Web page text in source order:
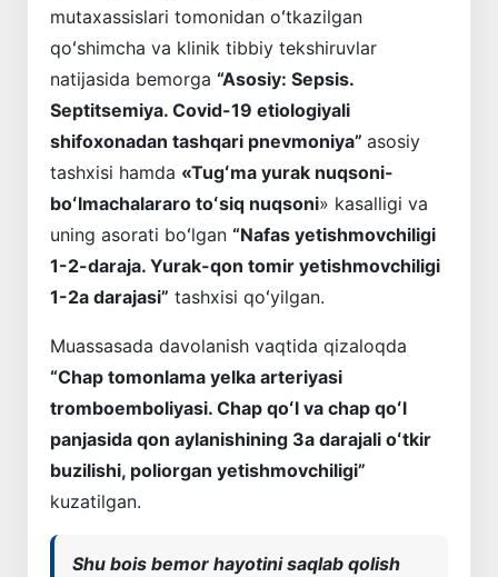
mutaxassislari tomonidan oʻtkazilgan
qoʻshimcha va klinik tibbiy tekshiruvlar
natijasida bemorga “Asosiy: Sepsis.
Septitsemiya. Covid-19 etiologiyali
shifoxonadan tashqari pnevmoniya” asosiy
tashxisi hamda «Tugʻma yurak nuqsoni-
boʻlmachalararo toʻsiq nuqsoni» kasalligi va
uning asorati boʻlgan “Nafas yetishmovchiligi
1-2-daraja. Yurak-qon tomir yetishmovchiligi
1-2a darajasi” tashxisi qoʻyilgan.
Muassasada davolanish vaqtida qizaloqda
“Chap tomonlama yelka arteriyasi
tromboemboliyasi. Chap qoʻl va chap qoʻl
panjasida qon aylanishining 3a darajali oʻtkir
buzilishi, poliorgan yetishmovchiligi”
kuzatilgan.
Shu bois bemor hayotini saqlab qolish